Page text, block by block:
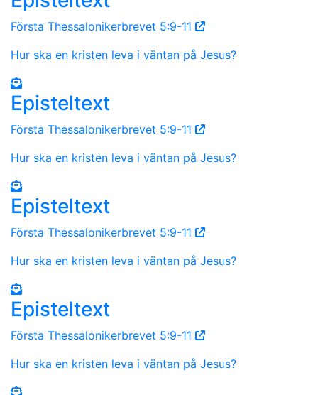
Första Thessalonikerbrevet 5:9-11
Hur ska en kristen leva i väntan på Jesus?
Episteltext
Första Thessalonikerbrevet 5:9-11
Hur ska en kristen leva i väntan på Jesus?
Episteltext
Första Thessalonikerbrevet 5:9-11
Hur ska en kristen leva i väntan på Jesus?
Episteltext
Första Thessalonikerbrevet 5:9-11
Hur ska en kristen leva i väntan på Jesus?